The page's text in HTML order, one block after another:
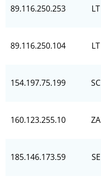
89.116.250.253 LT
89.116.250.104 LT
154.197.75.199 SC
160.123.255.10 ZA
185.146.173.59 SE